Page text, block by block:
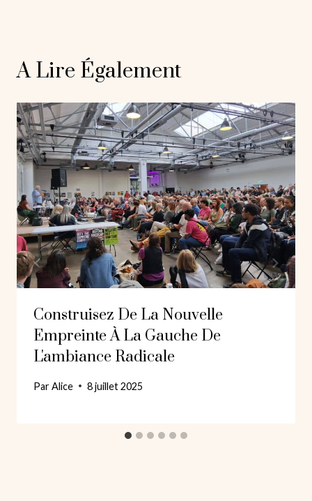
A Lire Également
Construisez De La Nouvelle
Empreinte À La Gauche De
L'ambiance Radicale
ParAlice 8 juillet 2025